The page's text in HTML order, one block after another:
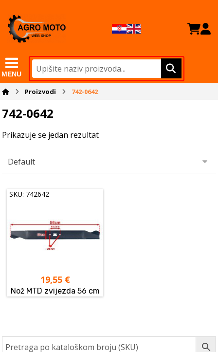
MENU
Proizvodi 742-0642
742-0642
Prikazuje se jedan rezultat
SKU: 742642
19,55 €
Nož MTD zvijezda 56 cm